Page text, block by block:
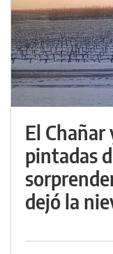
El Chañar
pintadas
dejó la